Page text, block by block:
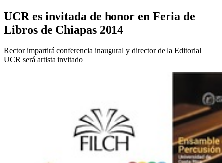
UCR es invitada de honor en Feria de
Libros de Chiapas 2014
Rector impartirá conferencia inaugural y director de la Editorial
UCR será artista invitado